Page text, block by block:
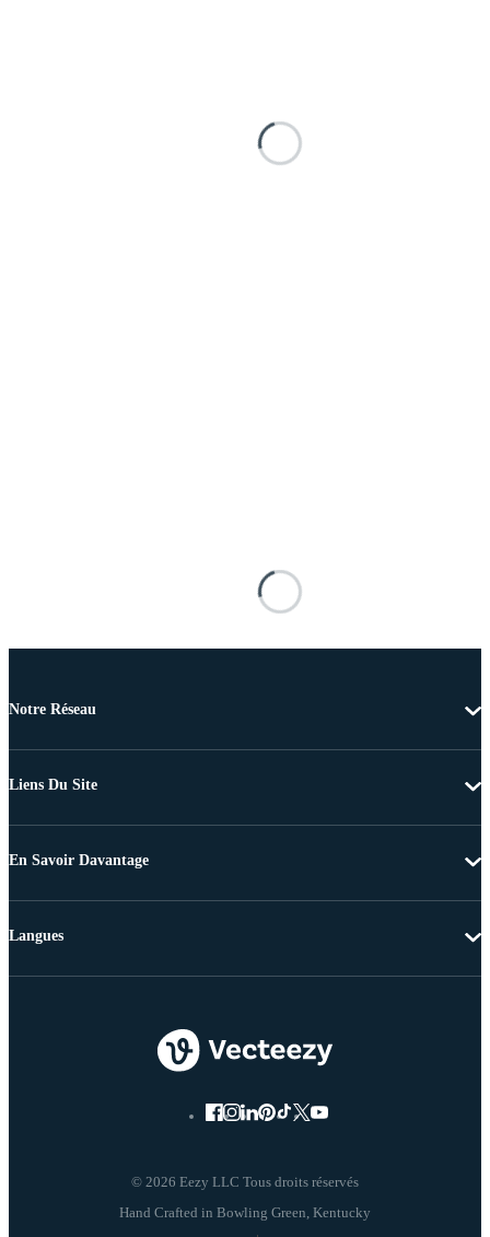
Notre Réseau
Liens Du Site
En Savoir Davantage
© 2026 Eezy LLC Tous droits réservés
Langues